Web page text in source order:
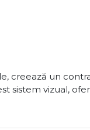
creează un
sistem vizual,